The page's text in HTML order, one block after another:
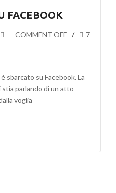
FACEBOOK
COMMENT OFF 7
sbarcato su Facebook. La
stia parlando di un atto
voglia